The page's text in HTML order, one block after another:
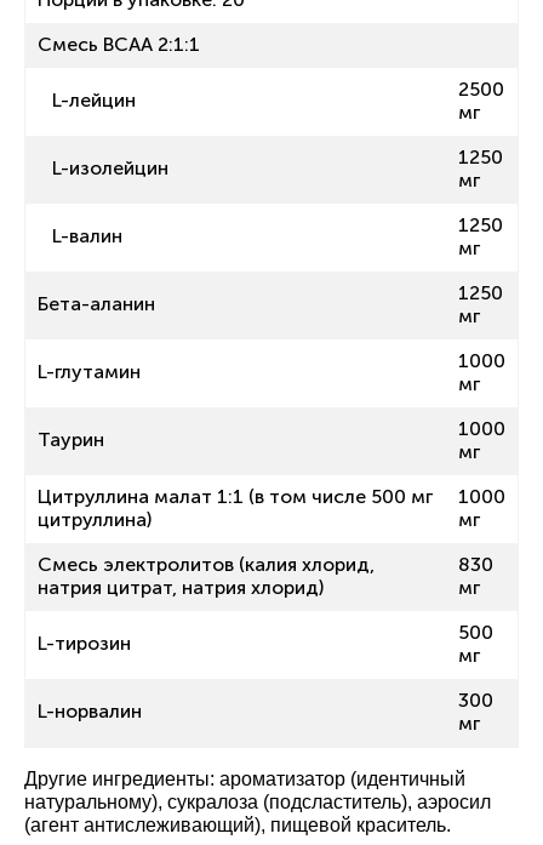
Смесь BCAA 2:1:1
L-лейцин
2500
мг
L-изолейцин
1250
мг
L-валин
1250
мг
Бета-аланин
1250
мг
L-глутамин
1000
мг
Таурин
1000
мг
Цитруллина малат 1:1 (в том числе 500 мг
цитруллина)
1000
мг
Смесь электролитов (калия хлорид,
натрия цитрат, натрия хлорид)
830
мг
L-тирозин
500
мг
L-норвалин
300
мг
Другие ингредиенты: ароматизатор (идентичный
натуральному), сукралоза (подсластитель), аэросил
(агент антислеживающий), пищевой краситель.